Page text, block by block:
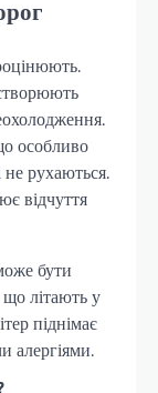
особливо
не рухаються.
відчуття
бути
літають у
піднімає
алергіями.